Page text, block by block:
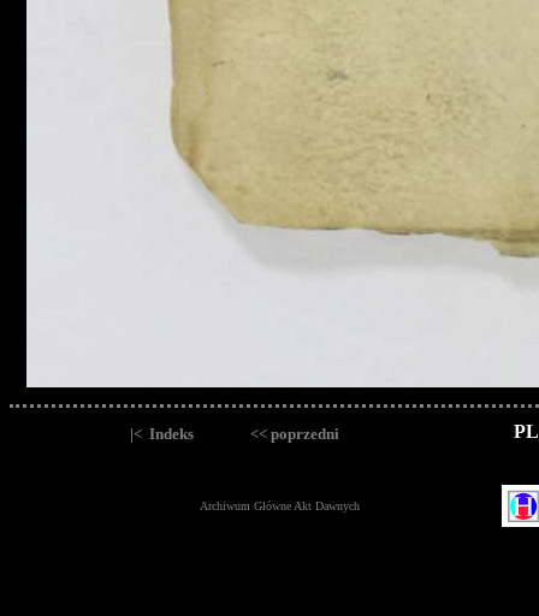
|< Indeks << poprzedni
Archiwum Główne Akt Dawnych